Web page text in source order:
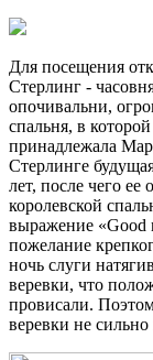
Для посещения
Стерлинг -
опочивальни,
спальня, в
принадлежала
Стерлинге
лет, после чего
королевской
выражение «Good
пожелание
ночь слуги
веревки, что
провисали.
веревки не сильно